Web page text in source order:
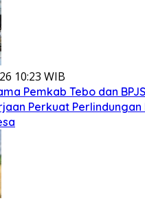
10:23 WIB
Pemkab Tebo dan BPJS
Perkuat Perlindungan